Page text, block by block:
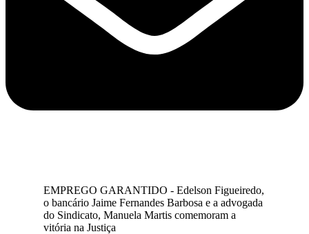
EMPREGO GARANTIDO - Edelson Figueiredo,
o bancário Jaime Fernandes Barbosa e a advogada
do Sindicato, Manuela Martis comemoram a
vitória na Justiça